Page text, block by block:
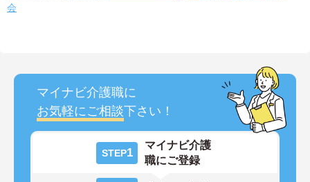
会
マイナビ介護職に
お気軽にご相談下さい！
STEP1
マイナビ介護
職にご登録